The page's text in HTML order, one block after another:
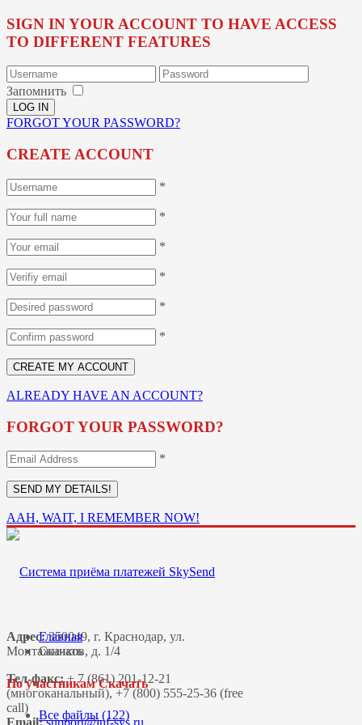
SIGN IN YOUR ACCOUNT TO HAVE ACCESS
TO DIFFERENT FEATURES
Запомнить
FORGOT YOUR PASSWORD?
CREATE ACCOUNT
*
*
*
*
*
*
ALREADY HAVE AN ACCOUNT?
FORGOT YOUR PASSWORD?
*
AAH, WAIT, I REMEMBER NOW!
Адрес:350049, г. Краснодар, ул.
Монтажников, д. 1/4
Тел-факс:+ 7 (861) 201-12-21
(многоканальный), +7 (800) 555-25-36 (free
call)
Главная
Скачать
По участникам Скачать
Все файлы (122)